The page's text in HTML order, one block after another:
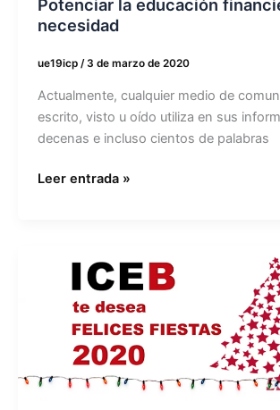
Potenciar la educación
necesidad
ue19icp / 3 de marzo de 2020
Actualmente, cualquier medio de
escrito, visto u oído utiliza en sus
decenas e incluso cientos de palabras
Leer entrada »